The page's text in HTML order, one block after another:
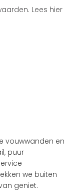
Lees hier
vouwwanden en
puur
we buiten
geniet.